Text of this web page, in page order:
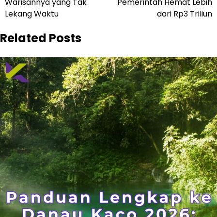
Warisannya yang Tak
Lekang Waktu
Pemerintah Hemat Lebih
dari Rp3 Triliun
Related Posts